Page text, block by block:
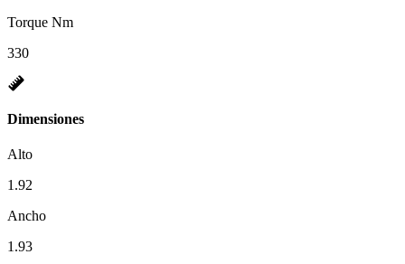
Torque Nm
330
Dimensiones
Alto
1.92
Ancho
1.93